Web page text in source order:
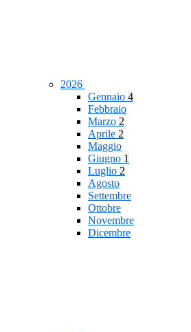
2026
Gennaio 4
Febbraio
Marzo 2
Aprile 2
Maggio
Giugno 1
Luglio 2
Agosto
Settembre
Ottobre
Novembre
Dicembre